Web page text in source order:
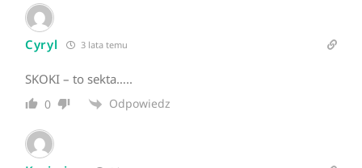
Cyryl 3 lata temu
SKOKI – to sekta…..
0 Odpowiedz